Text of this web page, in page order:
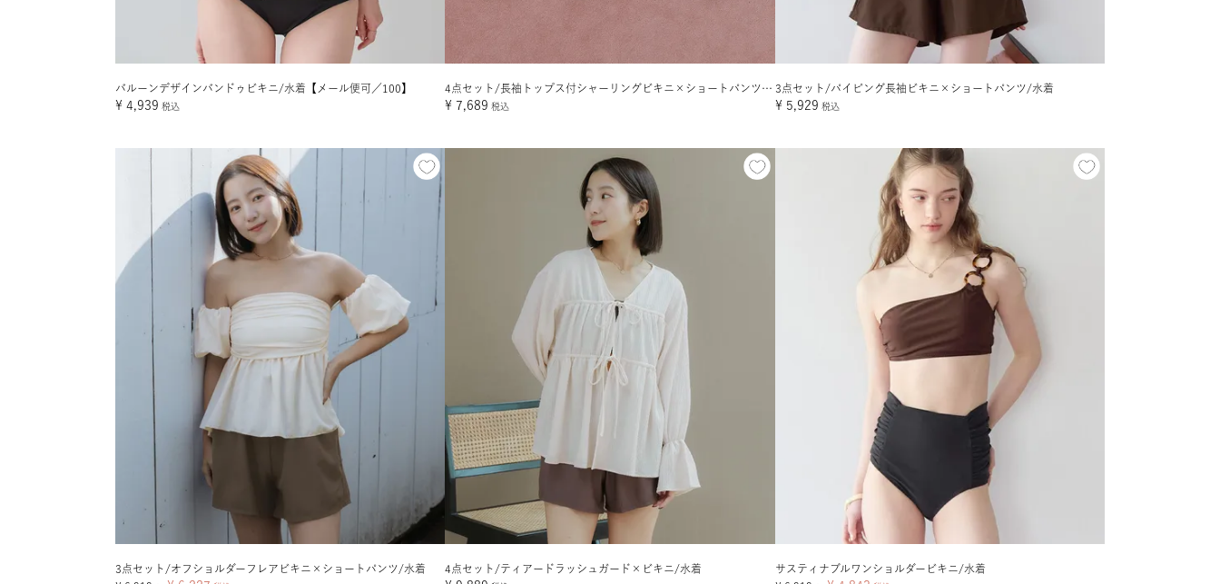
バルーンデザインバンドゥビキニ/水着【メール便可／100】
¥ 4,939 税込
4点セット/長袖トップス付シャーリングビキニ×ショートパンツ/水着
¥ 7,689 税込
3点セット/パイピング長袖ビキニ×ショートパンツ/水着
¥ 5,929 税込
3点セット/オフショルダーフレアビキニ×ショートパンツ/水着
4点セット/ティアードラッシュガード×ビキニ/水着
サスティナブルワンショルダービキニ/水着